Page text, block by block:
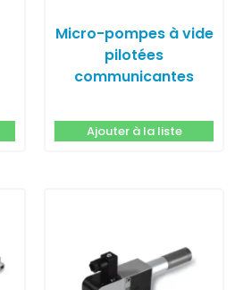
Micro-pompes à vide
pilotées
communicantes
Ajouter à la liste